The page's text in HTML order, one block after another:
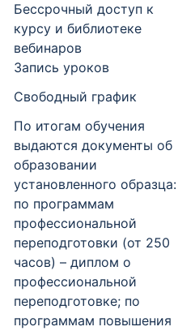
Бессрочный доступ к
курсу и библиотеке
вебинаров
Запись уроков
Свободный график
По итогам обучения
выдаются документы об
образовании
установленного образца:
по программам
профессиональной
переподготовки (от 250
часов) – диплом о
профессиональной
переподготовке; по
программам повышения